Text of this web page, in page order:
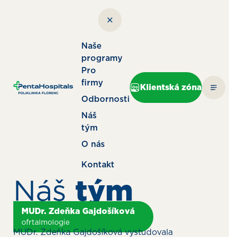
Naše
programy
Pro
firmy
Odbornosti
Náš
tým
O nás
Kontakt
Klientská zóna
Náš tým
MUDr. Zdeňka Gajdošíková
ofrtalmologie
MUDr. Zdeňka Gajdošíková vystudovala